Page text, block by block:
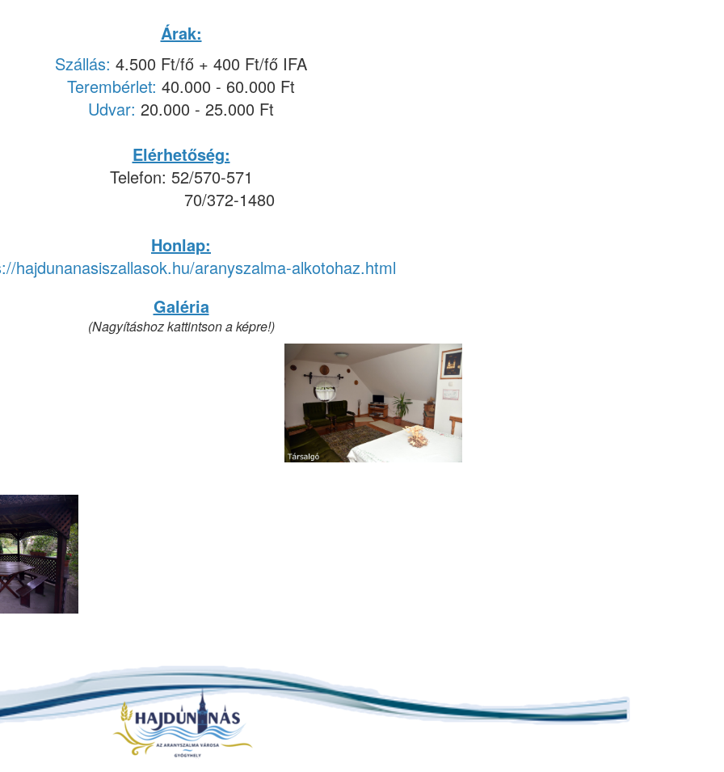
Árak:
Szállás: 4.500 Ft/fő + 400 Ft/fő IFA
Terembérlet: 40.000 - 60.000 Ft
Udvar: 20.000 - 25.000 Ft
Elérhetőség:
Telefon: 52/570-571
70/372-1480
Honlap:
hajdunanasiszallasok.hu/aranyszalma-alkotohaz.html
Galéria
(Nagyításhoz kattintson a képre!)